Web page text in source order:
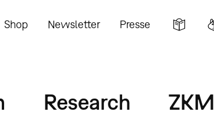
Shop Newsletter Presse
Research ZKM